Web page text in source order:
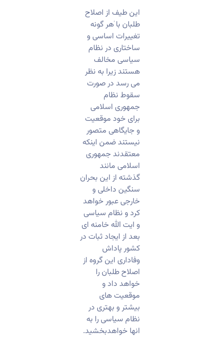
این طیف از اصلاح
طلبان با ٰهر گونه
تغییرات اساسی و
ساختاری در نظام
سیاسی مخالف
هستند زیرا به نظر
می رسد در صورت
سقوط نظام
جمهوری اسلامی
برای خود موقعیت
و جایگاهی متصور
نیستند ضمن اینکه
معتقدند جمهوری
اسلامی مانند
گذشته از این بحران
سنگین داخلی و
خارجی عبور خواهد
کرد و نظام سیاسی
و ایت الله خامنه ای
بعد از ایجاد ثبات در
کشور پاداش
وفاداری این گروه از
اصلاح طلبان را
خواهد داد و
موقعیت های
بیشتر و بهتری در
نظام سیاسی را به
انها خواهدبخشید.